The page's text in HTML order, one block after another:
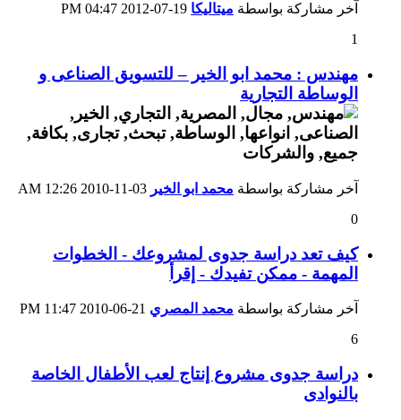
آخر مشاركة بواسطة ميتاليكا
04:47 PM
1
مهندس : محمد ابو الخير – للتسويق الصناعى و
الوساطة التجارية
آخر مشاركة بواسطة محمد ابو الخير
12:26 AM
0
كيف تعد دراسة جدوى لمشروعك - الخطوات
المهمة - ممكن تفيدك - إقرأ
آخر مشاركة بواسطة محمد المصري
11:47 PM
6
دراسة جدوى مشروع إنتاج لعب الأطفال الخاصة
بالنوادى